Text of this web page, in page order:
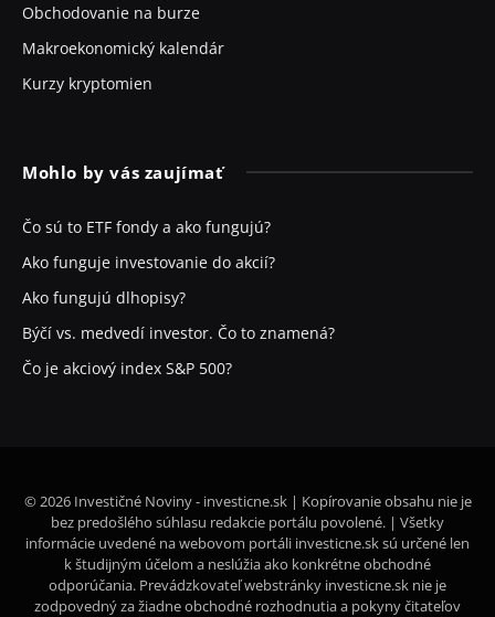
Obchodovanie na burze
Makroekonomický kalendár
Kurzy kryptomien
Mohlo by vás zaujímať
Čo sú to ETF fondy a ako fungujú?
Ako funguje investovanie do akcií?
Ako fungujú dlhopisy?
Býčí vs. medvedí investor. Čo to znamená?
Čo je akciový index S&P 500?
© 2026 Investičné Noviny - investicne.sk | Kopírovanie obsahu nie je
bez predošlého súhlasu redakcie portálu povolené. | Všetky
informácie uvedené na webovom portáli investicne.sk sú určené len
k študijným účelom a neslúžia ako konkrétne obchodné
odporúčania. Prevádzkovateľ webstránky investicne.sk nie je
zodpovedný za žiadne obchodné rozhodnutia a pokyny čitateľov